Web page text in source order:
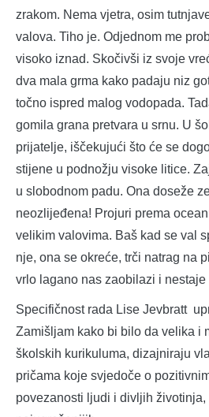
zrakom. Nema vjetra, osim
valova. Tiho je. Odjednom me
visoko iznad. Skočivši iz svoje
dva mala grma kako padaju niz
točno ispred malog vodopada.
gomila grana pretvara u srnu. U
prijatelje, iščekujući što će se
stijene u podnožju visoke litice.
u slobodnom padu. Ona doseže
neozlijeđena! Projuri prema
velikim valovima. Baš kad se val
nje, ona se okreće, trči natrag na
vrlo lagano nas zaobilazi i nestaje
Specifičnost rada Lise Jevbratt
Zamišljam kako bi bilo da velika i
školskih kurikuluma, dizajniraju
pričama koje svjedoče o
povezanosti ljudi i divljih životinja,